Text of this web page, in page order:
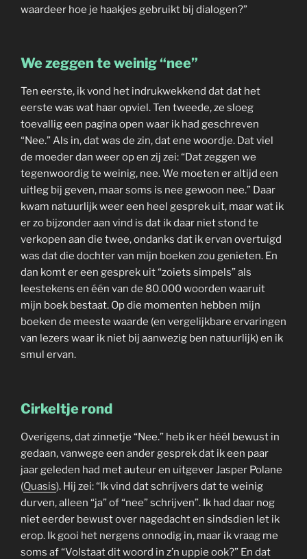
waardeer hoe je haakjes gebruikt bij dialogen?”
We zeggen te weinig “nee”
Ten eerste, ik vond het indrukwekkend dat dat het
eerste was wat haar opviel. Ten tweede, ze sloeg
toevallig een pagina open waar ik had geschreven
“Nee.” Als in, dat was de zin, dat ene woordje. Dat viel
de moeder dan weer op en zij zei: “Dat zeggen we
tegenwoordig te weinig, nee. We moeten er altijd een
uitleg bij geven, maar soms is nee gewoon nee.” Daar
kwam natuurlijk weer een heel gesprek uit, maar wat ik
er zo bijzonder aan vind is dat ik daar niet stond te
verkopen aan die twee, ondanks dat ik ervan overtuigd
was dat die dochter van mijn boeken zou genieten. En
dan komt er een gesprek uit “zoiets simpels” als
leestekens en één van de 80.000 woorden waaruit
mijn boek bestaat. Op die momenten hebben mijn
boeken de meeste waarde (en vergelijkbare ervaringen
van lezers waar ik niet bij aanwezig ben natuurlijk) en ik
smul ervan.
Cirkeltje rond
Overigens, dat zinnetje “Nee.” heb ik er héél bewust in
gedaan, vanwege een ander gesprek dat ik een paar
jaar geleden had met auteur en uitgever Jasper Polane
(Quasis). Hij zei: “Ik vind dat schrijvers dat te weinig
durven, alleen “ja” of “nee” schrijven”. Ik had daar nog
niet eerder bewust over nagedacht en sindsdien let ik
erop. Ik gooi het nergens onnodig in, maar ik vraag me
soms af “Volstaat dit woord in z’n uppie ook?” En dat